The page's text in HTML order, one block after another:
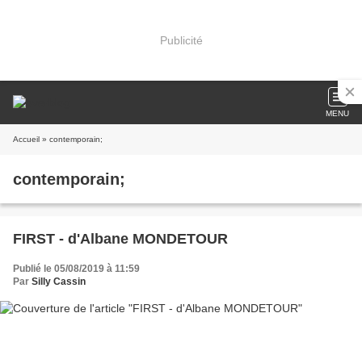
Publicité
MENU
Accueil » contemporain;
contemporain;
FIRST - d'Albane MONDETOUR
Publié le 05/08/2019 à 11:59
Par Silly Cassin